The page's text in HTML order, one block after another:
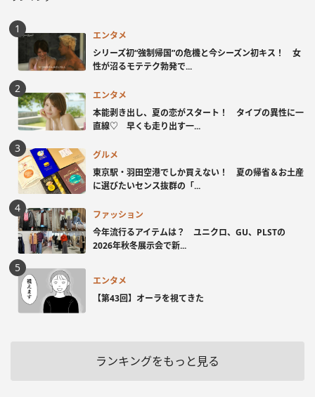
エンタメ
シリーズ初“強制帰国”の危機と今シーズン初キス！ 女
性が沼るモテテク勃発で...
エンタメ
本能剥き出し、夏の恋がスタート！ タイプの異性に一
直線♡ 早くも走り出す一...
グルメ
東京駅・羽田空港でしか買えない！ 夏の帰省＆お土産
に選びたいセンス抜群の「...
ファッション
今年流行るアイテムは？ ユニクロ、GU、PLSTの
2026年秋冬展示会で新...
エンタメ
【第43回】オーラを視てきた
ランキングをもっと見る